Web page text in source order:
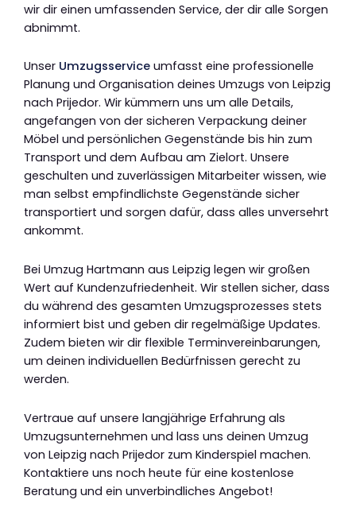
wir dir einen umfassenden Service, der dir alle Sorgen
abnimmt.
Unser Umzugsservice umfasst eine professionelle
Planung und Organisation deines Umzugs von Leipzig
nach Prijedor. Wir kümmern uns um alle Details,
angefangen von der sicheren Verpackung deiner
Möbel und persönlichen Gegenstände bis hin zum
Transport und dem Aufbau am Zielort. Unsere
geschulten und zuverlässigen Mitarbeiter wissen, wie
man selbst empfindlichste Gegenstände sicher
transportiert und sorgen dafür, dass alles unversehrt
ankommt.
Bei Umzug Hartmann aus Leipzig legen wir großen
Wert auf Kundenzufriedenheit. Wir stellen sicher, dass
du während des gesamten Umzugsprozesses stets
informiert bist und geben dir regelmäßige Updates.
Zudem bieten wir dir flexible Terminvereinbarungen,
um deinen individuellen Bedürfnissen gerecht zu
werden.
Vertraue auf unsere langjährige Erfahrung als
Umzugsunternehmen und lass uns deinen Umzug
von Leipzig nach Prijedor zum Kinderspiel machen.
Kontaktiere uns noch heute für eine kostenlose
Beratung und ein unverbindliches Angebot!